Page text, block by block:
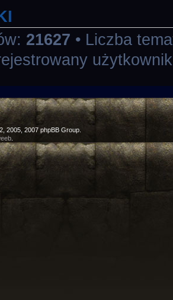
21627 • Liczba
2005, 2007 phpBB Group.